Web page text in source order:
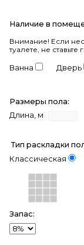
Наличие в
Внимание! Если
туалете, не ставьте
Ванна Дверь
Размеры пола:
Длина, м
Тип раскладки
Классическая
Запас: